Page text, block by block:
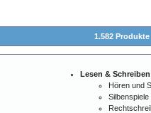
1.582
Lesen & Schreiben
Hören und
Silbenspiele